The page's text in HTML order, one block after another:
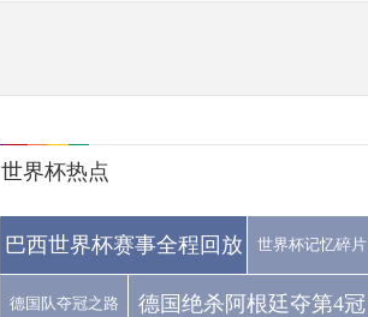
世界杯热点
巴西世界杯赛事全程回放 世界杯记忆碎片
德国队夺冠之路 德国绝杀阿根廷夺第4冠